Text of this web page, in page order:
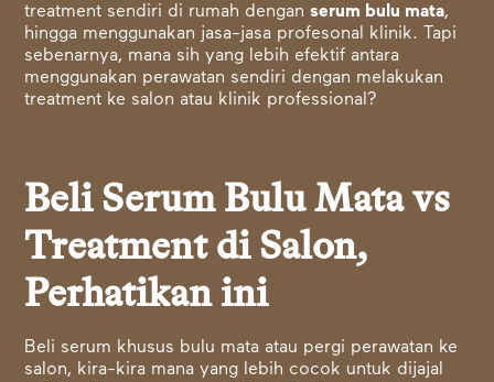
treatment sendiri di rumah denganserum bulu mata,
hingga menggunakan jasa-jasa profesonal klinik. Tapi
sebenarnya, mana sih yang lebih efektif antara
menggunakan perawatan sendiri dengan melakukan
treatment ke salon atau klinik professional?
Beli Serum Bulu Mata vs
Treatment di Salon,
Perhatikan ini
Beli serum khusus bulu mata atau pergi perawatan ke
salon, kira-kira mana yang lebih cocok untuk dijajal